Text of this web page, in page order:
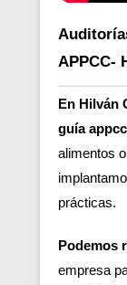
APPCC-
En Hilván
guía appcc
alimentos
prácticas.
Podemos
empresa